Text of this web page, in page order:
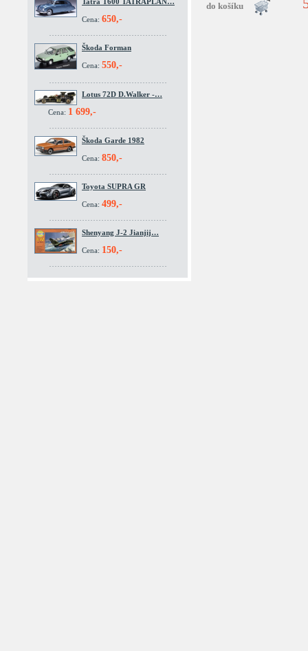
Cena: 650,-
Škoda Forman
Cena: 550,-
Lotus 72D D.Walker -…
Cena: 1 699,-
Škoda Garde 1982
Cena: 850,-
Toyota SUPRA GR
Cena: 499,-
Shenyang J-2 Jianjij…
Cena: 150,-